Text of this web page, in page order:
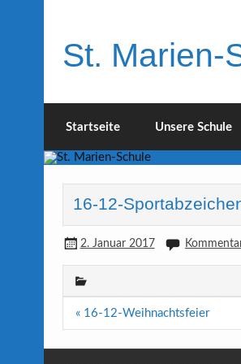
St. Marien-
Katholische
Startseite Unsere Schule
16-12-
2. Januar 2017
Beitragsnavigation
« 16-12-Weihnachtsfeier